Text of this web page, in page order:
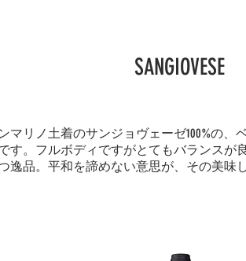
SANGIOVESE
マリノ土着のサンジョヴェーゼ100%の
す。フルボディですがとてもバランスが
逸品。平和を諦めない意思が、その美味